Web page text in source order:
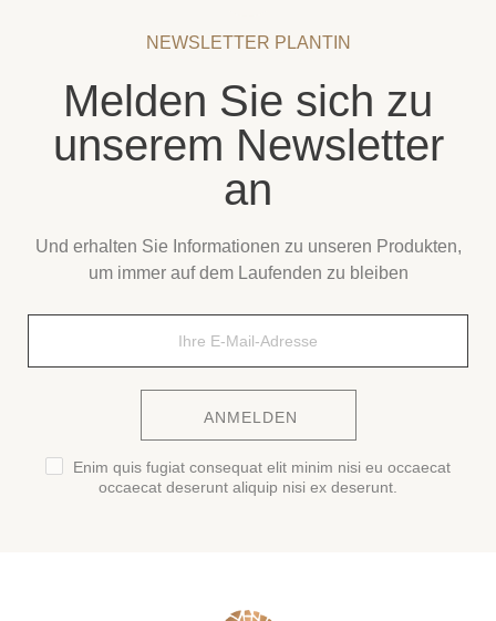
NEWSLETTER PLANTIN
Melden Sie sich zu
unserem Newsletter
an
Und erhalten Sie Informationen zu unseren Produkten,
um immer auf dem Laufenden zu bleiben
ANMELDEN
Enim quis fugiat consequat elit minim nisi eu occaecat
occaecat deserunt aliquip nisi ex deserunt.